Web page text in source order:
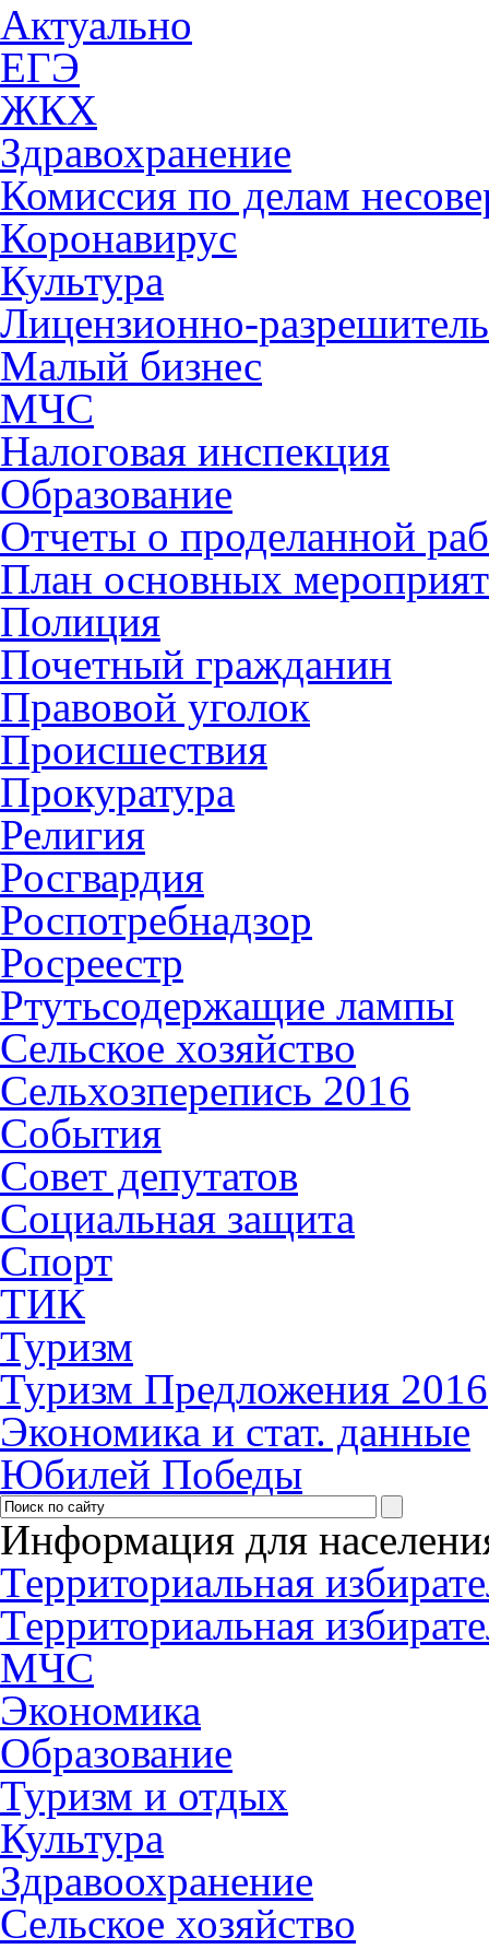
Актуально
ЕГЭ
ЖКХ
Здравохранение
Комиссия по делам
Коронавирус
Культура
Лицензионно-
Малый бизнес
МЧС
Налоговая инспекция
Образование
Отчеты о проделанной
План основных
Полиция
Почетный гражданин
Правовой уголок
Происшествия
Прокуратура
Религия
Росгвардия
Роспотребнадзор
Росреестр
Ртутьсодержащие лампы
Сельское хозяйство
Сельхозперепись 2016
События
Совет депутатов
Социальная защита
Спорт
ТИК
Туризм
Туризм Предложения 2016
Экономика и стат. данные
Юбилей Победы
Информация для
Территориальная
Территориальная
МЧС
Экономика
Образование
Туризм и отдых
Культура
Здравоохранение
Сельское хозяйство